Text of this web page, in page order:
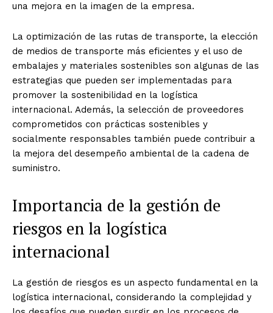
una mejora en la imagen de la empresa.
La optimización de las rutas de transporte, la elección
de medios de transporte más eficientes y el uso de
embalajes y materiales sostenibles son algunas de las
estrategias que pueden ser implementadas para
promover la sostenibilidad en la logística
internacional. Además, la selección de proveedores
comprometidos con prácticas sostenibles y
socialmente responsables también puede contribuir a
la mejora del desempeño ambiental de la cadena de
suministro.
Importancia de la gestión de
riesgos en la logística
internacional
La gestión de riesgos es un aspecto fundamental en la
logística internacional, considerando la complejidad y